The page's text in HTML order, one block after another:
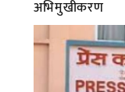
अभिमुखीकरण